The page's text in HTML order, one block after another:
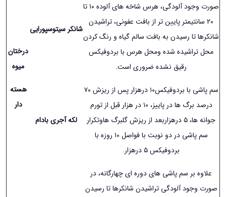
درختان
میوه
هسته
دار
صورت وجود آلودگی، هرس شاخه های آلوده ١۰ تا
٢۰ سانتیمتر پایین تر از بافت عفونی، تراشیدن
شانکرها تا رسیدن به بافت سالم گیاه و رنگ کردن
محل تراشیده شده ومحل هرس با بردوفیکس
رقیق نشده ضروری است.
شانکر سیتوسپورایی
سم پاشی با بردوفیکس١۰ درهزار پس از ریزش ٧۰
درصد برگ ها در پاییز، ١۰ در هزار قبل از تورم
جوانه ها، ۵ درهزاربعد از ریزش گلبرگ هاوتکرار
سم پاشی در دو نوبت با فواصل ١۰ روزه با
بردوفیکس ۵ درهزار.
لکه آجری بادام
علاوه بر سم پاشی های دوره ای چهارگانه، در
صورت وجود آلودگی تراشیدن شانکرها تا رسیدن